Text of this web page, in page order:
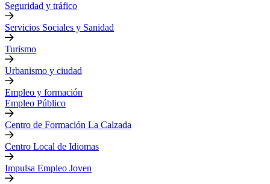
Seguridad y tráfico
Servicios Sociales y Sanidad
Turismo
Urbanismo y ciudad
Empleo y formación
Empleo Público
Centro de Formación La Calzada
Centro Local de Idiomas
Impulsa Empleo Joven